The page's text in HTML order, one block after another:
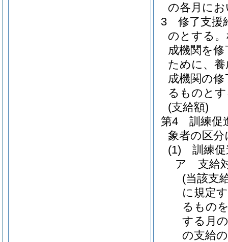
の各月に
3 修了支援
のとする
成機関を
ために、
成機関の
るものと
(支給額)
第4 訓練促
象者の区
(1) 訓練促
ア 支給
(当該支
に規定
るもの
する月
の支給